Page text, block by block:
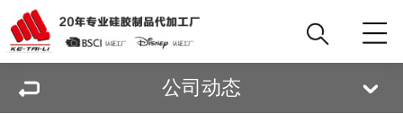
公司动态